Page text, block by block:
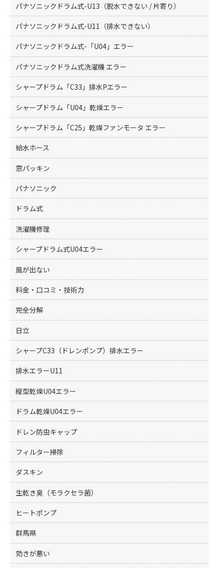
パナソニックドラム式-U13（脱水できない / 片寄り）
パナソニックドラム式-U11（排水できない）
パナソニックドラム式-「U04」エラー
パナソニックドラム式洗濯機 エラー
シャープドラム「C33」排水Pエラー
シャープドラム「U04」乾燥エラー
シャープドラム「C25」乾燥ファンモータ エラー
給水ホース
窓パッキン
パナソニック
ドラム式
洗濯機修理
シャープドラム式U04エラー
風が出ない
料金・口コミ・技術力
完全分解
日立
シャープC33（ドレンポンプ）排水エラー
排水エラーU11
縦型乾燥U04エラー
ドラム乾燥U04エラー
ドレン防虫キャップ
フィルター掃除
ダスキン
生乾き臭（モラクセラ菌）
ヒートポンプ
群馬県
効きが悪い